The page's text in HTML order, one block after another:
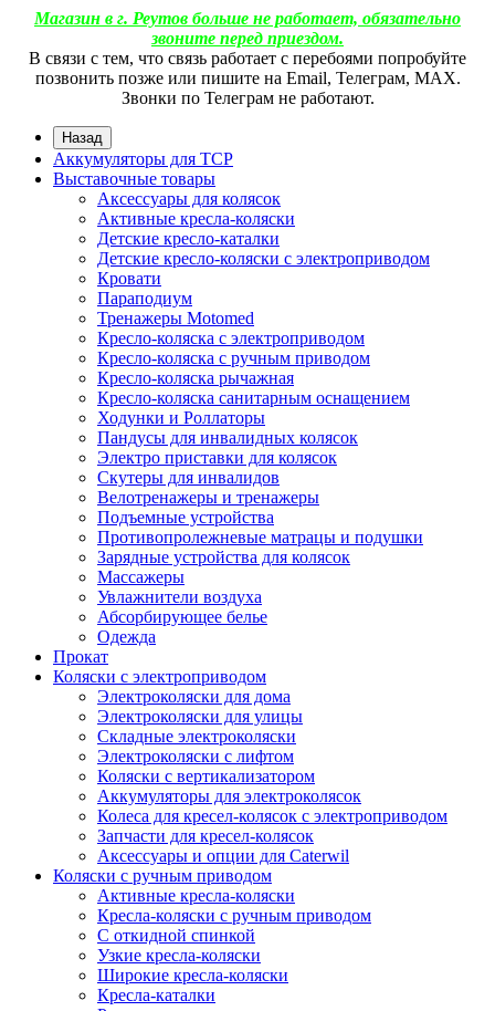
Магазин в г. Реутов больше не работает, обязательно
звоните перед приездом.
В связи с тем, что связь работает с перебоями попробуйте
позвонить позже или пишите на Email, Телеграм, МАХ.
Звонки по Телеграм не работают.
Назад
Аккумуляторы для ТСР
Выставочные товары
Аксессуары для колясок
Активные кресла-коляски
Детские кресло-каталки
Детские кресло-коляски с электроприводом
Кровати
Параподиум
Тренажеры Motomed
Кресло-коляска с электроприводом
Кресло-коляска с ручным приводом
Кресло-коляска рычажная
Кресло-коляска санитарным оснащением
Ходунки и Роллаторы
Пандусы для инвалидных колясок
Электро приставки для колясок
Скутеры для инвалидов
Велотренажеры и тренажеры
Подъемные устройства
Противопролежневые матрацы и подушки
Зарядные устройства для колясок
Массажеры
Увлажнители воздуха
Абсорбирующее белье
Одежда
Прокат
Коляски с электроприводом
Электроколяски для дома
Электроколяски для улицы
Складные электроколяски
Электроколяски с лифтом
Коляски с вертикализатором
Аккумуляторы для электроколясок
Колеса для кресел-колясок с электроприводом
Запчасти для кресел-колясок
Аксессуары и опции для Caterwil
Коляски с ручным приводом
Активные кресла-коляски
Кресла-коляски с ручным приводом
С откидной спинкой
Узкие кресла-коляски
Широкие кресла-коляски
Кресла-каталки